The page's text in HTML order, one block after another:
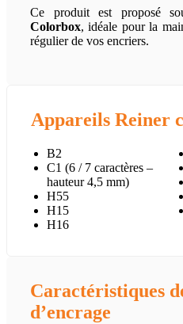
Ce produit est proposé
Colorbox, idéale pour la
régulier de vos encriers.
Appareils Reiner
B2
C1 (6 / 7 caractères –
hauteur 4,5 mm)
H55
H15
H16
Caractéristiques
d’encrage